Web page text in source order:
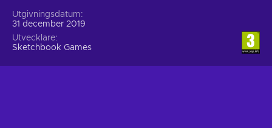
Utgivningsdatum
31 december 2019
Utvecklare
Sketchbook Games